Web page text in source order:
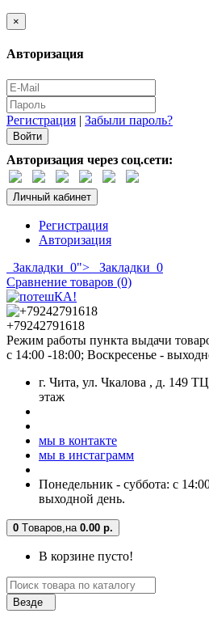
×
Авторизация
Регистрация | Забыли пароль?
Авторизация через соц.сети:
Личный кабинет
Регистрация
Авторизация
Закладки 0"> Закладки 0
Сравнение товаров (0)
+79242791618
Режим работы пункта выдачи
с 14:00 -18:00; Воскресенье -
г. Чита, ул. Чкалова , д. 149
этаж
мы в контакте
мы в инстаграмм
Понедельник - суббота: с
выходной день.
0 Tоваров, на 0.00 р.
В корзине пусто!
Везде